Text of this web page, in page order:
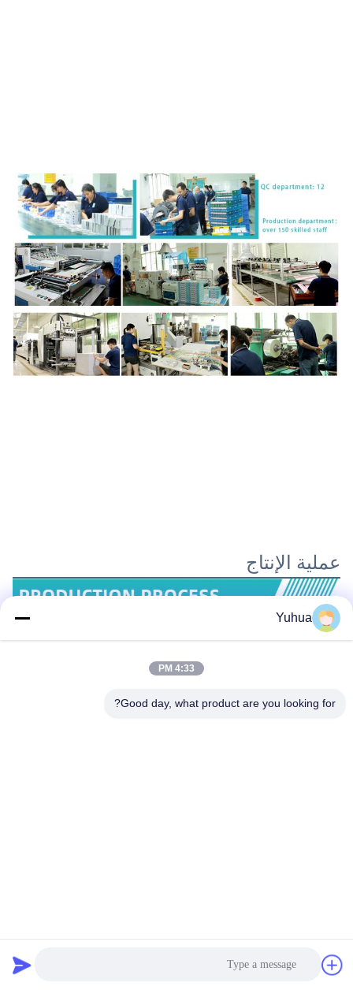
عملية الإنتاج
Yuhua
4:33 PM
Good day, what product are you looking for?